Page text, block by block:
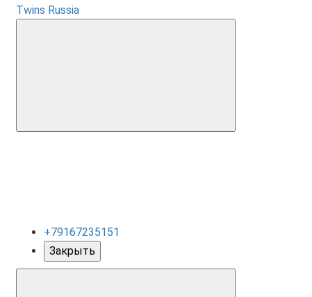
Twins Russia
+79167235151
Закрыть